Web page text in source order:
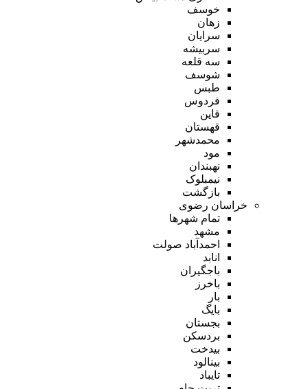
خوسف
زهان
سرایان
سربیشه
سه قلعه
شوسف
طبس
فردوس
قاین
قهستان
محمدشهر
مود
نهبندان
نیمبلوک
بازگشت
خراسان رضوی
تمام شهر‌ها
مشهد
احمدآباد صولت
انابد
باجگیران
باخرز
بار
بایگ
بجستان
بردسکن
بیدخت
بینالود
تایباد